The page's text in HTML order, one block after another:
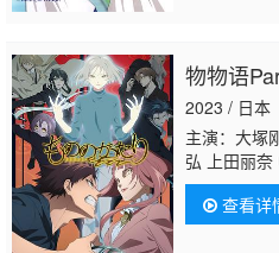
物物语
2023 / 日本
主演：大塚
弘 上田丽
光宣明家中
麻美查看详